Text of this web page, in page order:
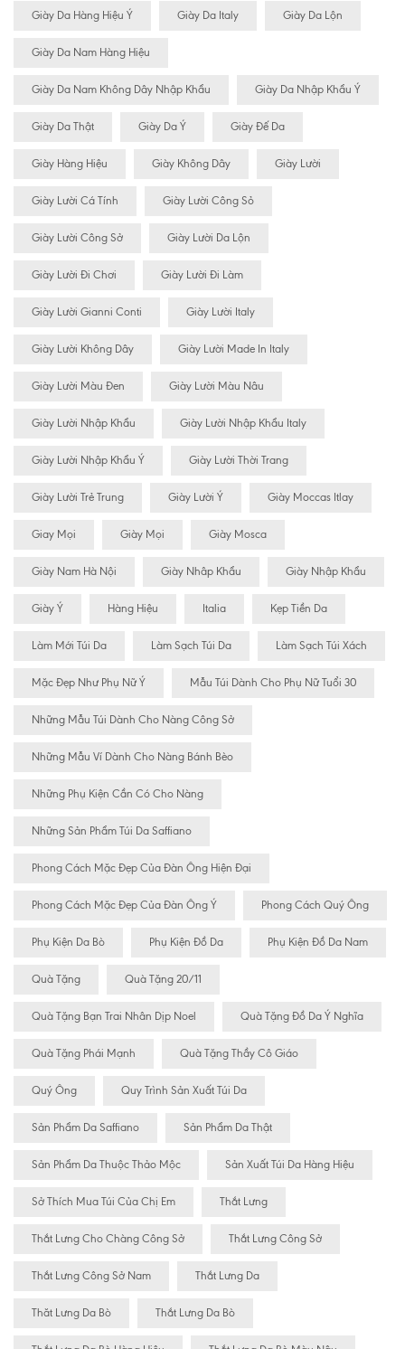
Giày Da Hàng Hiệu Ý Giày Da Italy Giày Da Lộn
Giày Da Nam Hàng Hiệu
Giày Da Nam Không Dây Nhập Khẩu Giày Da Nhập Khẩu Ý
Giày Da Thật Giày Da Ý Giày Đế Da
Giày Hàng Hiệu Giày Không Dây Giày Lười
Giày Lười Cá Tính Giày Lười Công Sỏ
Giày Lười Công Sở Giày Lười Da Lộn
Giày Lười Đi Chơi Giày Lười Đi Làm
Giày Lười Gianni Conti Giày Lười Italy
Giày Lười Không Dây Giày Lười Made In Italy
Giày Lười Màu Đen Giày Lười Màu Nâu
Giày Lười Nhập Khẩu Giày Lười Nhập Khẩu Italy
Giày Lười Nhập Khẩu Ý Giày Lười Thời Trang
Giày Lười Trẻ Trung Giày Lười Ý Giày Moccas Itlay
Giay Mọi Giày Mọi Giày Mosca
Giày Nam Hà Nội Giày Nhâp Khẩu Giày Nhập Khẩu
Giày Ý Hàng Hiệu Italia Kẹp Tiền Da
Làm Mới Túi Da Làm Sạch Túi Da Làm Sạch Túi Xách
Mặc Đẹp Như Phụ Nữ Ý Mẫu Túi Dành Cho Phụ Nữ Tuổi 30
Những Mẫu Túi Dành Cho Nàng Công Sở
Những Mẫu Ví Dành Cho Nàng Bánh Bèo
Những Phụ Kiện Cần Có Cho Nàng
Những Sản Phẩm Túi Da Saffiano
Phong Cách Mặc Đẹp Của Đàn Ông Hiện Đại
Phong Cách Mặc Đẹp Của Đàn Ông Ý Phong Cách Quý Ông
Phụ Kiện Da Bò Phụ Kiện Đồ Da Phụ Kiện Đồ Da Nam
Quà Tặng Quà Tặng 20/11
Quà Tặng Bạn Trai Nhân Dịp Noel Quà Tặng Đồ Da Ý Nghĩa
Quà Tặng Phái Mạnh Quà Tặng Thầy Cô Giáo
Quý Ông Quy Trình Sản Xuất Túi Da
Sản Phẩm Da Saffiano Sản Phẩm Da Thật
Sản Phẩm Da Thuộc Thảo Mộc Sản Xuất Túi Da Hàng Hiệu
Sở Thích Mua Túi Của Chị Em Thắt Lưng
Thắt Lưng Cho Chàng Công Sở Thắt Lưng Công Sở
Thắt Lưng Công Sở Nam Thắt Lưng Da
Thăt Lưng Da Bò Thắt Lưng Da Bò